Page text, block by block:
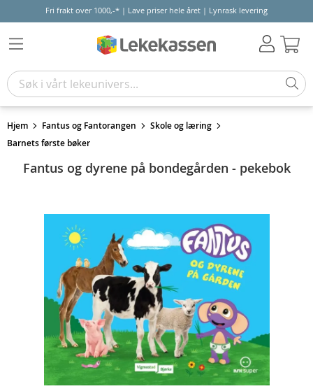
Fri frakt over 1000,-* | Lave priser hele året | Lynrask levering
Hjem Fantus og Fantorangen
Skole og læring
Barnets første bøker
Fantus og dyrene på bondegården - pekebok